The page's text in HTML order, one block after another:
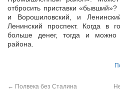
отбросить приставки
и Ворошиловский, и
Ленинский проспект. Когда в
больше денег, тогда и можно
района.
← Полвека без Сталина